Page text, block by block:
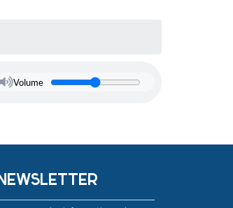
Volume